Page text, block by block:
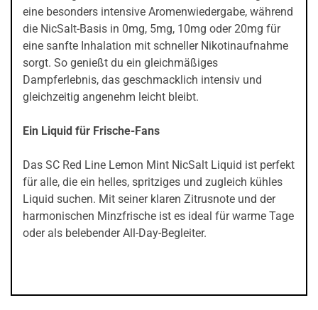
eine besonders intensive Aromenwiedergabe, während
die NicSalt-Basis in 0mg, 5mg, 10mg oder 20mg für
eine sanfte Inhalation mit schneller Nikotinaufnahme
sorgt. So genießt du ein gleichmäßiges
Dampferlebnis, das geschmacklich intensiv und
gleichzeitig angenehm leicht bleibt.
Ein Liquid für Frische-Fans
Das SC Red Line Lemon Mint NicSalt Liquid ist perfekt
für alle, die ein helles, spritziges und zugleich kühles
Liquid suchen. Mit seiner klaren Zitrusnote und der
harmonischen Minzfrische ist es ideal für warme Tage
oder als belebender All-Day-Begleiter.